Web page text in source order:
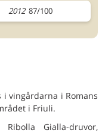
2012 87/100
i vingårdarna i Romans
i Friuli.
Gialla-druvor,